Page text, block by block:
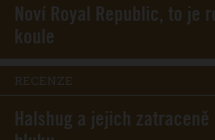
Noví Royal Republic, to je
koule
RECENZE
Halshug a jejich